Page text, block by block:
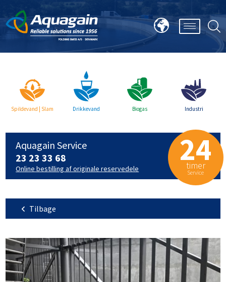
24
timer
Service
Aquagain Service
23 23 33 68
Online bestilling af originale reservedele
Spildevand | Slam Drikkevand Biogas Industri
Tilbage